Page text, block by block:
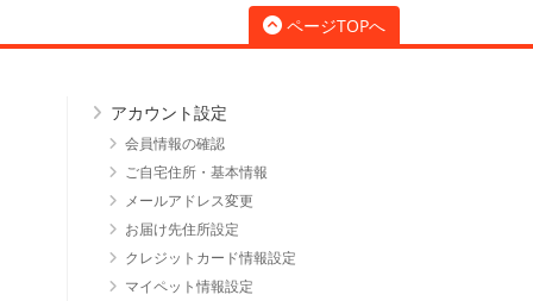
ページTOPへ
アカウント設定
会員情報の確認
ご自宅住所・基本情報
メールアドレス変更
お届け先住所設定
クレジットカード情報設定
マイペット情報設定